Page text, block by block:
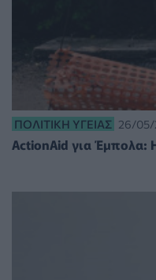
ΠΟΛΙΤΙΚΉ ΥΓΕΊΑΣ 26/05/
ActionAid για Έμπολα: